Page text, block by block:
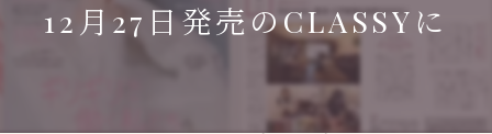
12月27日発売のCLASSYに